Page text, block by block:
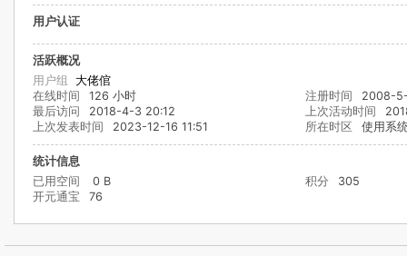
用户认证
活跃概况
用户组 大佬倌
在线时间
126 小时 注册时间
2008-
最后访问
2018-4-3 20:12 上次活动时间
上次发表时间
2023-12-16 11:51 所在时区 使用系
统计信息
已用空间
0 B 积分
305
开元通宝
76